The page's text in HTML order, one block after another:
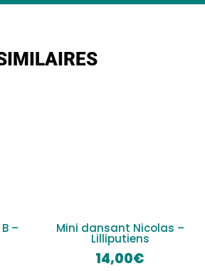
– Mini dansant Nicolas –
Lilliputiens
14,00€